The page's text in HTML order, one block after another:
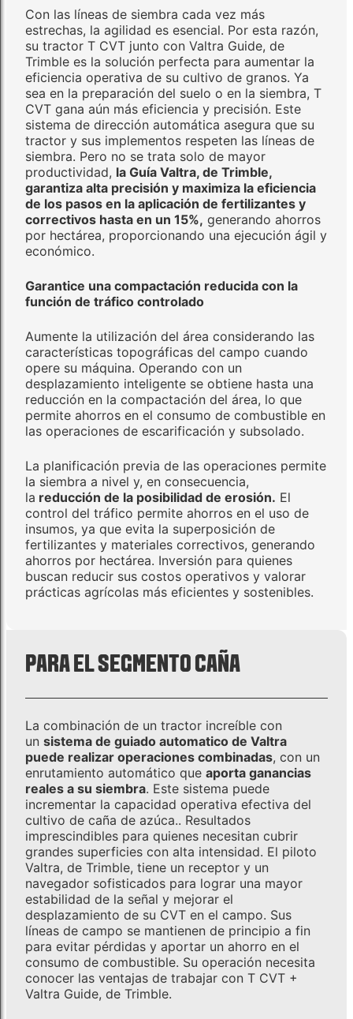
Con las líneas de siembra cada vez más
estrechas, la agilidad es esencial. Por esta razón,
su tractor T CVT junto con Valtra Guide, de
Trimble es la solución perfecta para aumentar la
eficiencia operativa de su cultivo de granos. Ya
sea en la preparación del suelo o en la siembra, T
CVT gana aún más eficiencia y precisión. Este
sistema de dirección automática asegura que su
tractor y sus implementos respeten las líneas de
siembra. Pero no se trata solo de mayor
productividad, la Guía Valtra, de Trimble,
garantiza alta precisión y maximiza la eficiencia
de los pasos en la aplicación de fertilizantes y
correctivos hasta en un 15%, generando ahorros
por hectárea, proporcionando una ejecución ágil y
económico.
Garantice una compactación reducida con la
función de tráfico controlado
Aumente la utilización del área considerando las
características topográficas del campo cuando
opere su máquina. Operando con un
desplazamiento inteligente se obtiene hasta una
reducción en la compactación del área, lo que
permite ahorros en el consumo de combustible en
las operaciones de escarificación y subsolado.
La planificación previa de las operaciones permite
la siembra a nivel y, en consecuencia,
la reducción de la posibilidad de erosión. El
control del tráfico permite ahorros en el uso de
insumos, ya que evita la superposición de
fertilizantes y materiales correctivos, generando
ahorros por hectárea. Inversión para quienes
buscan reducir sus costos operativos y valorar
prácticas agrícolas más eficientes y sostenibles.
PARA EL SEGMENTO CAÑA
La combinación de un tractor increíble con
un sistema de guiado automatico de Valtra
puede realizar operaciones combinadas, con un
enrutamiento automático que aporta ganancias
reales a su siembra. Este sistema puede
incrementar la capacidad operativa efectiva del
cultivo de caña de azúca.. Resultados
imprescindibles para quienes necesitan cubrir
grandes superficies con alta intensidad. El piloto
Valtra, de Trimble, tiene un receptor y un
navegador sofisticados para lograr una mayor
estabilidad de la señal y mejorar el
desplazamiento de su CVT en el campo. Sus
líneas de campo se mantienen de principio a fin
para evitar pérdidas y aportar un ahorro en el
consumo de combustible. Su operación necesita
conocer las ventajas de trabajar con T CVT +
Valtra Guide, de Trimble.